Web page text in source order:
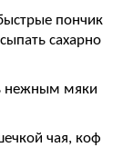
пончик
сахарно
нежным мяки
чая, коф